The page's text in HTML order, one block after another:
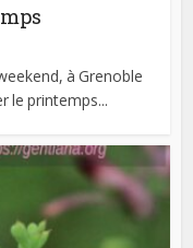
à Grenoble
le printemps...